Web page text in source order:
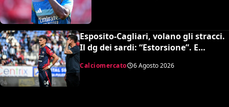
Esposito-Cagliari, volano gli stracci.
Il dg dei sardi: “Estorsione”. E
durissima
Calciomercato 6 Agosto 2026